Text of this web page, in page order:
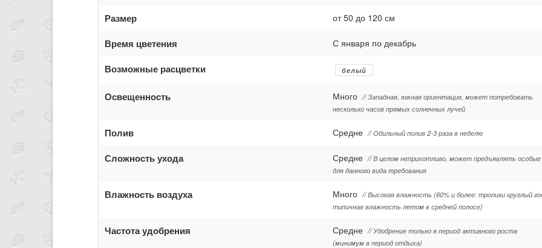
Размер от 50 до 120 см
Время цветения С января по декабрь
Возможные расцветки белый
Освещенность Много // Западная, южная ориентация, может потребовать
несколько часов прямых солнечных лучей
Полив Средне // Обильный полив 2-3 раза в неделю
Сложность ухода Средне // В целом неприхотливо, может предъявлять особые
для данного вида требования
Влажность воздуха Много // Высокая влажность (60% и более: тропики круглый
типичная влажность летом в средней полосе)
Частота удобрения Средне // Удобрение только в период активного роста
(минимум в период отдыха)